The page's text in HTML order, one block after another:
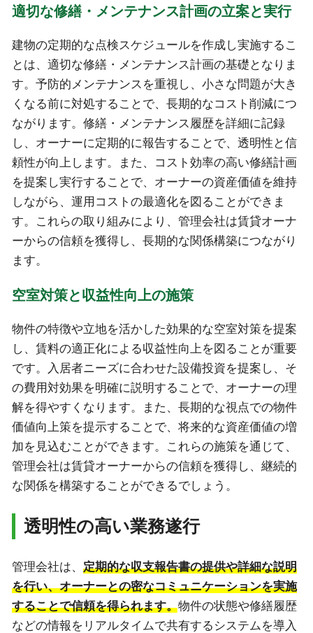
適切な修繕・メンテナンス計画の立案と実行
建物の定期的な点検スケジュールを作成し実施するこ
とは、適切な修繕・メンテナンス計画の基礎となりま
す。予防的メンテナンスを重視し、小さな問題が大き
くなる前に対処することで、長期的なコスト削減につ
ながります。修繕・メンテナンス履歴を詳細に記録
し、オーナーに定期的に報告することで、透明性と信
頼性が向上します。また、コスト効率の高い修繕計画
を提案し実行することで、オーナーの資産価値を維持
しながら、運用コストの最適化を図ることができま
す。これらの取り組みにより、管理会社は賃貸オーナ
ーからの信頼を獲得し、長期的な関係構築につながり
ます。
空室対策と収益性向上の施策
物件の特徴や立地を活かした効果的な空室対策を提案
し、賃料の適正化による収益性向上を図ることが重要
です。入居者ニーズに合わせた設備投資を提案し、そ
の費用対効果を明確に説明することで、オーナーの理
解を得やすくなります。また、長期的な視点での物件
価値向上策を提示することで、将来的な資産価値の増
加を見込むことができます。これらの施策を通じて、
管理会社は賃貸オーナーからの信頼を獲得し、継続的
な関係を構築することができるでしょう。
透明性の高い業務遂行
管理会社は、 定期的な収支報告書の提供や詳細な説明
を行い、オーナーとの密なコミュニケーションを実施
することで信頼を得られます。物件の状態や修繕履歴
などの情報をリアルタイムで共有するシステムを導入